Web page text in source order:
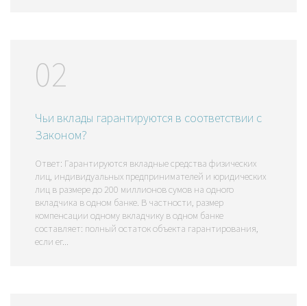
02
Чьи вклады гарантируются в соответствии с
Законом?
Ответ: Гарантируются вкладные средства физических
лиц, индивидуальных предпринимателей и юридических
лиц в размере до 200 миллионов сумов на одного
вкладчика в одном банке. В частности, размер
компенсации одному вкладчику в одном банке
составляет: полный остаток объекта гарантирования,
если ег...